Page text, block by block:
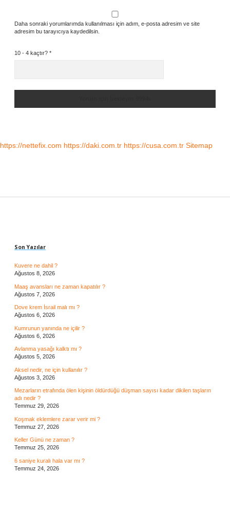
Daha sonraki yorumlarımda kullanılması için adım, e-posta adresim ve site
adresim bu tarayıcıya kaydedilsin.
10 - 4 kaçtır? *
https://nettefix.com https://daki.com.tr https://cusa.com.tr Sitemap
Son Yazılar
Kuvere ne dahil ?
Ağustos 8, 2026
Maaş avansları ne zaman kapatılır ?
Ağustos 7, 2026
Dove krem İsrail malı mı ?
Ağustos 6, 2026
Kumrunun yanında ne içilir ?
Ağustos 6, 2026
Avlanma yasağı kalktı mı ?
Ağustos 5, 2026
Aksel nedir, ne için kullanılır ?
Ağustos 3, 2026
Mezarların etrafında ölen kişinin öldürdüğü düşman sayısı kadar dikilen taşların
adı nedir ?
Temmuz 29, 2026
Koşmak eklemlere zarar verir mi ?
Temmuz 27, 2026
Keller Günü ne zaman ?
Temmuz 25, 2026
6 saniye kuralı hala var mı ?
Temmuz 24, 2026